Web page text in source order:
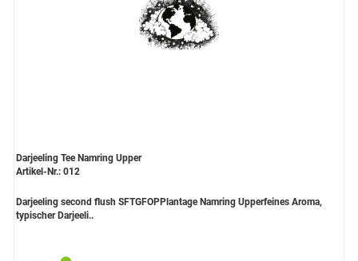
Darjeeling Tee Namring Upper
Artikel-Nr.: 012
Darjeeling second flush SFTGFOPPlantage Namring Upperfeines Aroma,
typischer Darjeeli..